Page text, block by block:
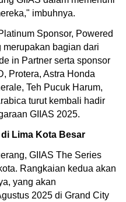
imbuhnya.
Sponsor, Powered
merupakan bagian dari
in Partner serta sponsor
Protera, Astra Honda
Teh Pucuk Harum,
turut kembali hadir
GIIAS 2025.
Lima Kota Besar
GIIAS The Series
Rangkaian kedua akan
yang akan
2025 di Grand City